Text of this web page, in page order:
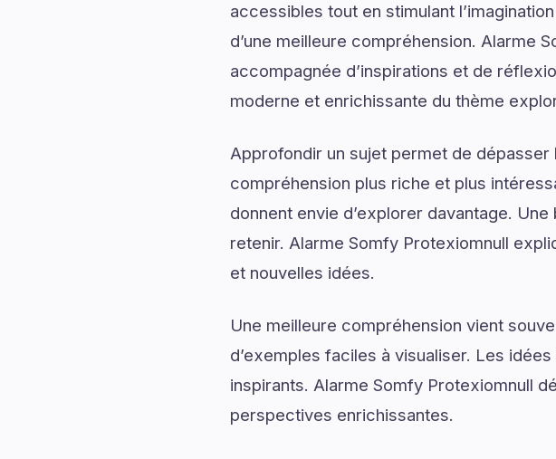
accessibles tout en stimulant
d’une meilleure compréhension. Alarme
accompagnée d’inspirations et de
moderne et enrichissante du thème
Approfondir un sujet permet de
compréhension plus riche et plus
donnent envie d’explorer davantage.
retenir. Alarme Somfy Protexiomnull
et nouvelles idées.
Une meilleure compréhension vient
d’exemples faciles à visualiser. Les
inspirants. Alarme Somfy Protexiomnull
perspectives enrichissantes.